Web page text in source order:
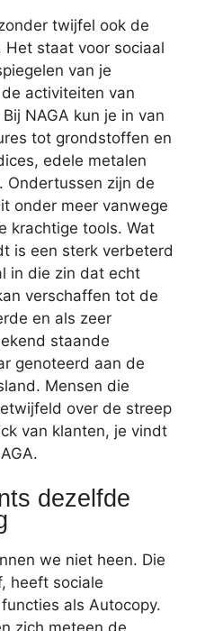
twijfel ook de
staat voor sociaal
van je
activiteiten van
NAGA kun je in van
tot grondstoffen en
edele metalen
Ondertussen zijn de
onder meer vanwege
krachtige tools. Wat
is een sterk verbeterd
in die zin dat echt
verschaffen tot de
en als zeer
staande
genoteerd aan de
Mensen die
over de streep
van klanten, je vindt
dezelfde
we niet heen. Die
heeft sociale
als Autocopy.